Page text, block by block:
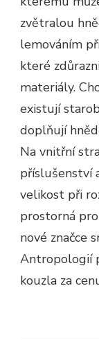
zvětralou
lemováním
které
materiály.
existují
doplňují
Na vnitřní
příslušenství
velikost při
prostorná
nové značce
Antropologií
kouzla za